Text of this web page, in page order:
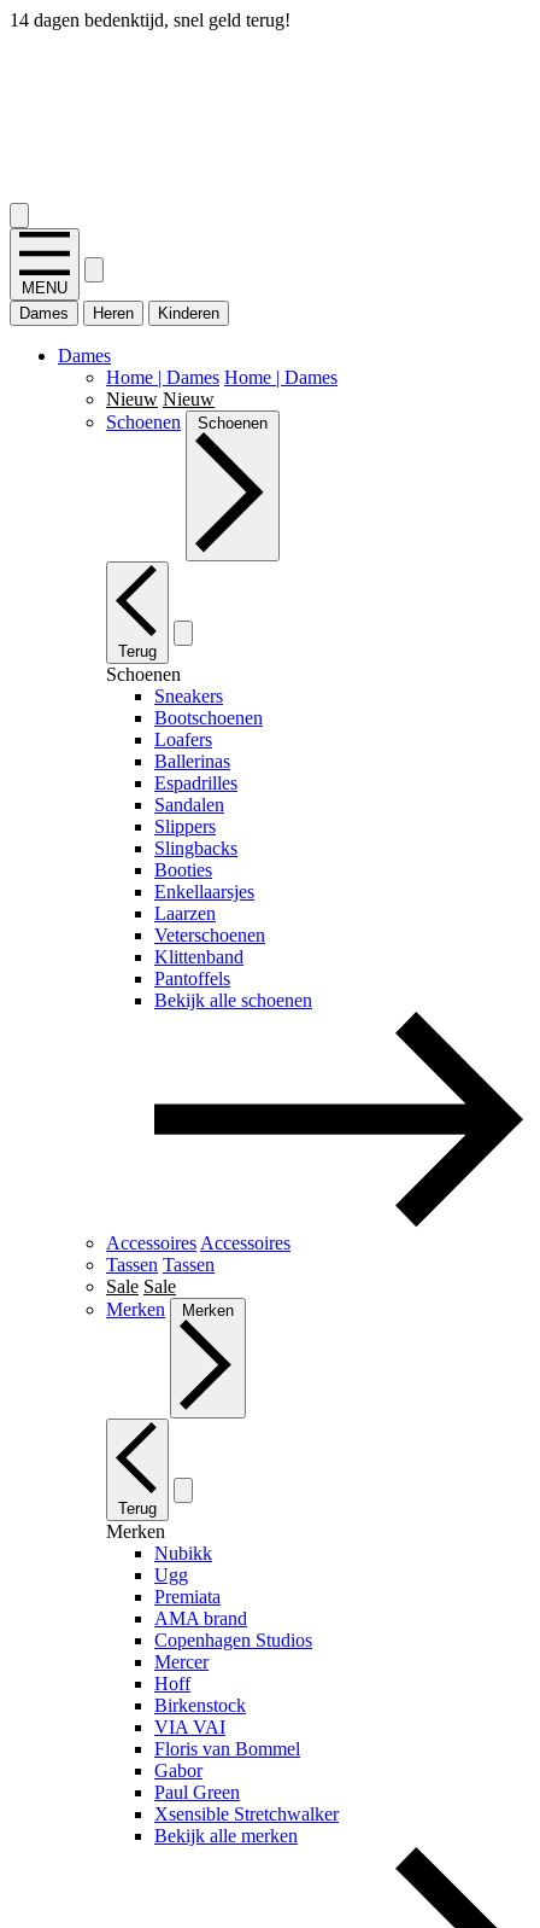
14 dagen bedenktijd, snel geld terug!
MENU
Dames
Heren Kinderen
Dames
Home | Dames Home | Dames
Nieuw Nieuw
Schoenen
Schoenen
Terug
Schoenen
Sneakers
Bootschoenen
Loafers
Ballerinas
Espadrilles
Sandalen
Slippers
Slingbacks
Booties
Enkellaarsjes
Laarzen
Veterschoenen
Klittenband
Pantoffels
Bekijk alle schoenen
Accessoires Accessoires
Tassen Tassen
Sale Sale
Merken
Merken
Terug
Merken
Nubikk
Ugg
Premiata
AMA brand
Copenhagen Studios
Mercer
Hoff
Birkenstock
VIA VAI
Floris van Bommel
Gabor
Paul Green
Xsensible Stretchwalker
Bekijk alle merken